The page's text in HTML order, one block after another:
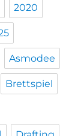
2020
Asmodee
Brettspiel